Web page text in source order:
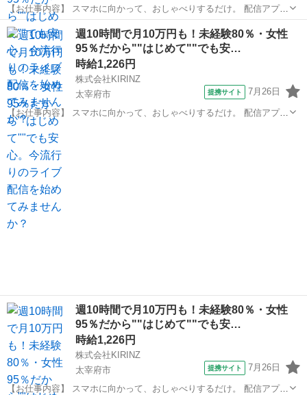
【お仕事内容】 スマホに向かって、おしゃべりするだけ。 配信アプリ
（17LIVE／Pococha／IRIAM など）でライブ配信するお仕事です。
——————————— 配信内容はぜんぶ自由
——————————— ・今日...
福岡 太宰府市 イベントスタッフ
週10時間で月10万円も！未経験80％・女性
95％だから""はじめて""でも安…
時給1,226円
株式会社KIRINZ
太宰府市
提携サイト 7月26日
【お仕事内容】 スマホに向かって、おしゃべりするだけ。 配信アプリ
（17LIVE／Pococha／IRIAM など）でライブ配信するお仕事です。
——————————— 配信内容はぜんぶ自由
——————————— ・今日...
福岡 太宰府市
週10時間で月10万円も！未経験80％・女性
95％だから""はじめて""でも安…
時給1,226円
株式会社KIRINZ
太宰府市
提携サイト 7月26日
【お仕事内容】 スマホに向かって、おしゃべりするだけ。 配信アプリ